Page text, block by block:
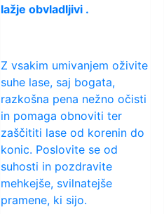
lažje obvladljivi .
Z vsakim umivanjem oživite
suhe lase, saj bogata,
razkošna pena nežno očisti
in pomaga obnoviti ter
zaščititi lase od korenin do
konic. Poslovite se od
suhosti in pozdravite
mehkejše, svilnatejše
pramene, ki sijo.